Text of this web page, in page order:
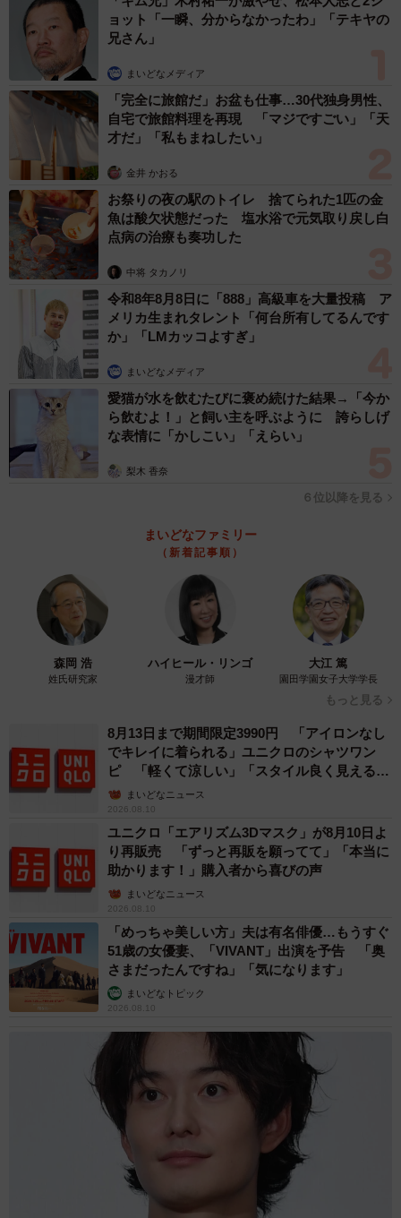
ョット「一瞬、分からなかったわ」「テキヤの
兄さん」
まいどなメディア
「完全に旅館だ」お盆も仕事…30代独身男性、
自宅で旅館料理を再現 「マジですごい」「天
才だ」「私もまねしたい」
金井 かおる
お祭りの夜の駅のトイレ 捨てられた1匹の金
魚は酸欠状態だった 塩水浴で元気取り戻し白
点病の治療も奏功した
中将 タカノリ
令和8年8月8日に「888」高級車を大量投稿 ア
メリカ生まれタレント「何台所有してるんです
か」「LMカッコよすぎ」
まいどなメディア
愛猫が水を飲むたびに褒め続けた結果→「今か
ら飲むよ！」と飼い主を呼ぶように 誇らしげ
な表情に「かしこい」「えらい」
梨木 香奈
６位以降を見る
まいどなファミリー
（新着記事順）
森岡 浩
姓氏研究家
ハイヒール・リンゴ
漫才師
大江 篤
園田学園女子大学学長
もっと見る
8月13日まで期間限定3990円 「アイロンなし
でキレイに着られる」ユニクロのシャツワン
ピ 「軽くて涼しい」「スタイル良く見える」
の声まいどなニュース
2026.08.10
ユニクロ「エアリズム3Dマスク」が8月10日よ
り再販売 「ずっと再販を願ってて」「本当に
助かります！」購入者から喜びの声
まいどなニュース
2026.08.10
「めっちゃ美しい方」夫は有名俳優…もうすぐ
51歳の女優妻、「VIVANT」出演を予告 「奥
さまだったんですね」「気になります」
まいどなトピック
2026.08.10